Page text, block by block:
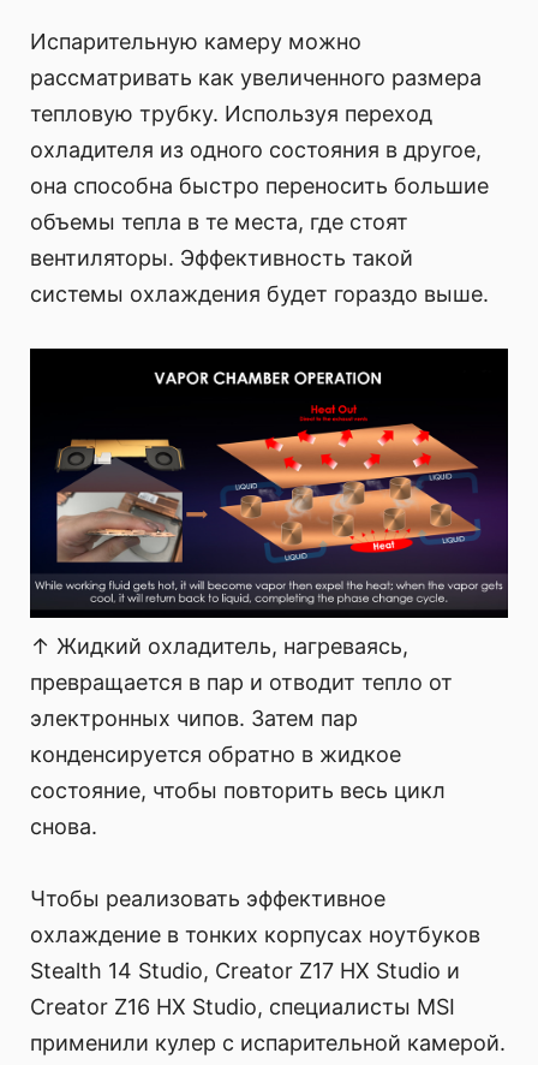
Испарительную камеру можно
рассматривать как увеличенного размера
тепловую трубку. Используя переход
охладителя из одного состояния в другое,
она способна быстро переносить большие
объемы тепла в те места, где стоят
вентиляторы. Эффективность такой
системы охлаждения будет гораздо выше.
↑ Жидкий охладитель, нагреваясь,
превращается в пар и отводит тепло от
электронных чипов. Затем пар
конденсируется обратно в жидкое
состояние, чтобы повторить весь цикл
снова.
Чтобы реализовать эффективное
охлаждение в тонких корпусах ноутбуков
Stealth 14 Studio, Creator Z17 HX Studio и
Creator Z16 HX Studio, специалисты MSI
применили кулер с испарительной камерой.